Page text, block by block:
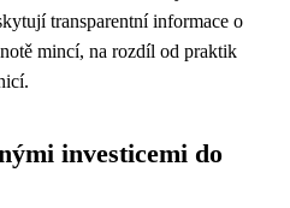
transparentní informace o
mincí, na rozdíl od praktik
investicemi do